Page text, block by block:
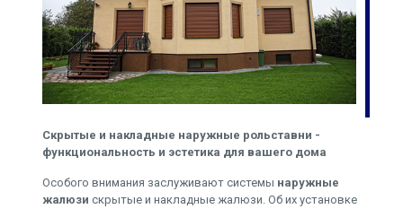
Скрытые и накладные наружные рольставни -
функциональность и эстетика для вашего дома
Особого внимания заслуживают системы наружные
жалюзи скрытые и накладные жалюзи. Об их установке